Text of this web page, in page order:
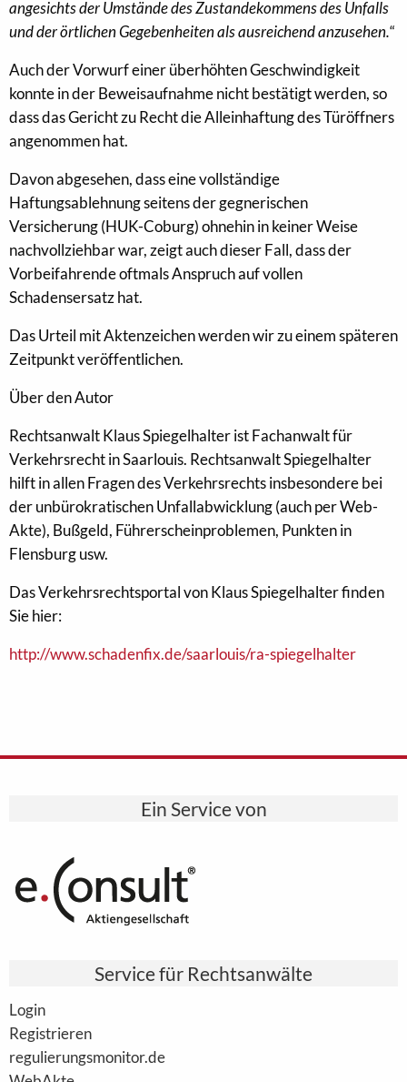
angesichts der Umstände des Zustandekommens des Unfalls
und der örtlichen Gegebenheiten als ausreichend anzusehen.“
Auch der Vorwurf einer überhöhten Geschwindigkeit
konnte in der Beweisaufnahme nicht bestätigt werden, so
dass das Gericht zu Recht die Alleinhaftung des Türöffners
angenommen hat.
Davon abgesehen, dass eine vollständige
Haftungsablehnung seitens der gegnerischen
Versicherung (HUK-Coburg) ohnehin in keiner Weise
nachvollziehbar war, zeigt auch dieser Fall, dass der
Vorbeifahrende oftmals Anspruch auf vollen
Schadensersatz hat.
Das Urteil mit Aktenzeichen werden wir zu einem späteren
Zeitpunkt veröffentlichen.
Über den Autor
Rechtsanwalt Klaus Spiegelhalter ist Fachanwalt für
Verkehrsrecht in Saarlouis. Rechtsanwalt Spiegelhalter
hilft in allen Fragen des Verkehrsrechts insbesondere bei
der unbürokratischen Unfallabwicklung (auch per Web-
Akte), Bußgeld, Führerscheinproblemen, Punkten in
Flensburg usw.
Das Verkehrsrechtsportal von Klaus Spiegelhalter finden
Sie hier:
http://www.schadenfix.de/saarlouis/ra-spiegelhalter
Ein Service von
Service für Rechtsanwälte
Login
Registrieren
regulierungsmonitor.de